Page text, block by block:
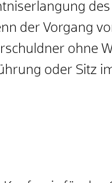
der Vorgang
ohne
oder Sitz